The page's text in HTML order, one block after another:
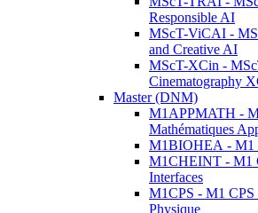
Responsible AI
MScT-ViCAI -
and Creative AI
MScT-XCin -
Cinematography
Master (DNM)
M1APPMATH -
Mathématiques
M1BIOHEA - M1
M1CHEINT - M1
Interfaces
M1CPS - M1 CPS
Physique